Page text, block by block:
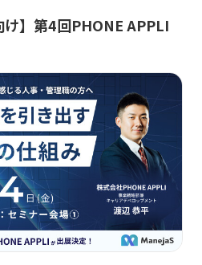
け】第4回PHONE APPLI